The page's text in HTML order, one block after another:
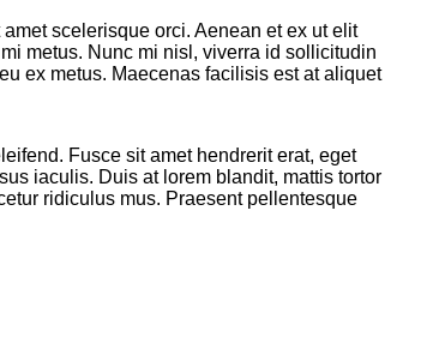
scelerisque orci. Aenean et ex ut elit
metus. Nunc mi nisl, viverra id sollicitudin
ex metus. Maecenas facilisis est at aliquet
Fusce sit amet hendrerit erat, eget
iaculis. Duis at lorem blandit, mattis tortor
ridiculus mus. Praesent pellentesque